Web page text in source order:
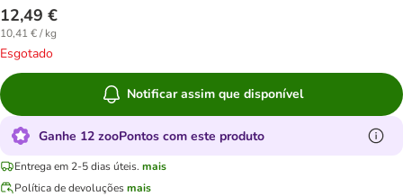
12,49 €
10,41 € / kg
Esgotado
Notificar assim que disponível
Ganhe 12 zooPontos com este produto
Entrega em 2-5 dias úteis. mais
Política de devoluçõesmais